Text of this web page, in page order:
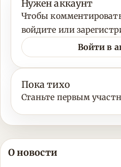
Нужен аккаунт
Чтобы
войдите или
Войти в
Пока тихо
Станьте первым
О новости